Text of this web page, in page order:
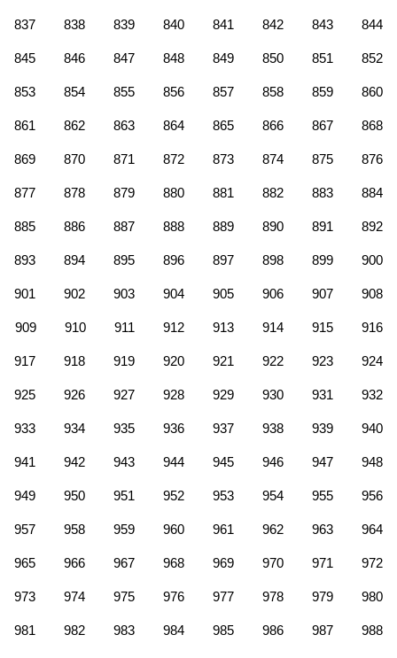
837 838 839 840 841 842 843 844
845 846 847 848 849 850 851 852
853 854 855 856 857 858 859 860
861 862 863 864 865 866 867 868
869 870 871 872 873 874 875 876
877 878 879 880 881 882 883 884
885 886 887 888 889 890 891 892
893 894 895 896 897 898 899 900
901 902 903 904 905 906 907 908
909 910 911 912 913 914 915 916
917 918 919 920 921 922 923 924
925 926 927 928 929 930 931 932
933 934 935 936 937 938 939 940
941 942 943 944 945 946 947 948
949 950 951 952 953 954 955 956
957 958 959 960 961 962 963 964
965 966 967 968 969 970 971 972
973 974 975 976 977 978 979 980
981 982 983 984 985 986 987 988